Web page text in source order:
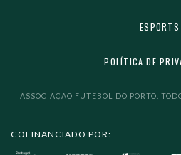
ESPORTS
POLÍTICA DE
ASSOCIAÇÃO FUTEBOL DO PORTO.
COFINANCIADO POR: